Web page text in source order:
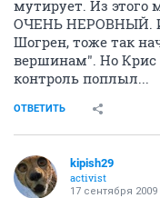
мутирует. Из этого
ОЧЕНЬ НЕРОВНЫЙ.
Шогрен, тоже так
вершинам". Но Крис
контроль поплыл...
ОТВЕТИТЬ
kipish29
activist
17 сентября 2009